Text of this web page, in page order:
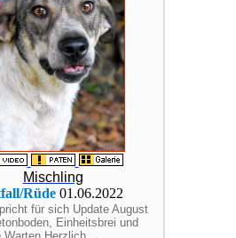
Mischling
Rüde 01.06.2022
für sich Update August
Einheitsbrei und